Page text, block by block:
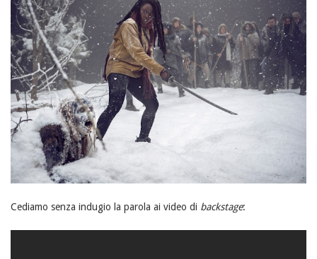
Cediamo senza indugio la parola ai video di backstage: